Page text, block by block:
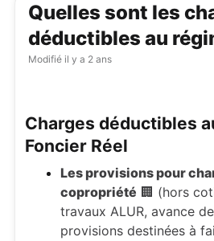
Quelles sont les
déductibles au
Modifié il y a 2 ans
Charges déductibles
Foncier Réel
Les provisions pour
copropriété 🏢 (hors
travaux ALUR, avance
provisions destinées à